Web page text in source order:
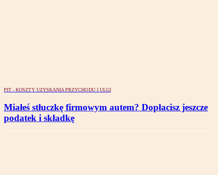
PIT - KOSZTY UZYSKANIA PRZYCHODU I ULGI
Miałeś stłuczkę firmowym autem? Dopłacisz jeszcze
podatek i składkę